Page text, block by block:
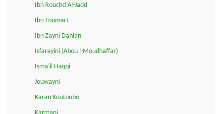
Ibn Rouchd Al-Jadd
Ibn Toumart
Ibn Zayni Dahlan
Isfarayini (Abou l-Moudhaffar)
Isma'il Haqqi
Jouwayni
Karan Koutoubo